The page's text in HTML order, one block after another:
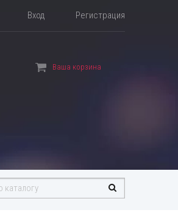
Вход Регистрация
Ваша корзина